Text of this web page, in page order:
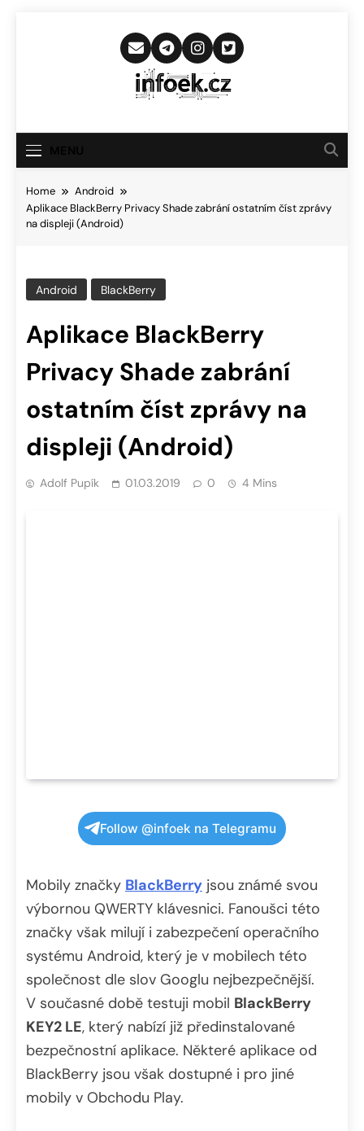
Infoek.cz
Novinkám
Home
Android
Aplikace BlackBerry Privacy Shade zabrání ostatním číst zprávy
na displeji (Android)
Android BlackBerry
Aplikace BlackBerry
Privacy Shade zabrání
ostatním číst zprávy na
displeji (Android)
Adolf Pupík 01.03.2019 0 4 Mins
Follow @infoek na Telegramu
Mobily značky BlackBerry jsou známé svou
výbornou QWERTY klávesnici. Fanoušci této
značky však milují i zabezpečení operačního
systému Android, který je v mobilech této
společnost dle slov Googlu nejbezpečnější.
V současné době testuji mobil BlackBerry
KEY2 LE, který nabízí již předinstalované
bezpečnostní aplikace. Některé aplikace od
BlackBerry jsou však dostupné i pro jiné
mobily v Obchodu Play.